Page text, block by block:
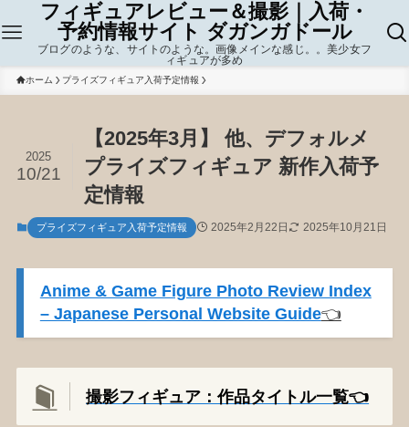
フィギュアレビュー＆撮影｜入荷・
予約情報サイト ダガンガドール
ブログのような、サイトのような。画像メインな感じ。。美少女フ
ィギュアが多め
ホーム プライズフィギュア入荷予定情報
【2025年3月】 他、デフォルメ
プライズフィギュア 新作入荷予
定情報
2025
10/21
プライズフィギュア入荷予定情報 2025年2月22日 2025年10月21日
Anime & Game Figure Photo Review Index
– Japanese Personal Website Guide👈️
撮影フィギュア：作品タイトル一覧👈️